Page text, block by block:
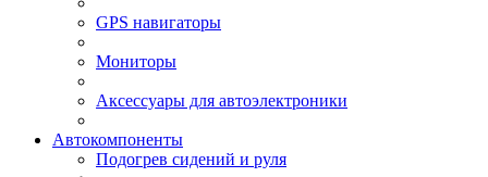
GPS навигаторы
Мониторы
Аксессуары для автоэлектроники
Автокомпоненты
Подогрев сидений и руля